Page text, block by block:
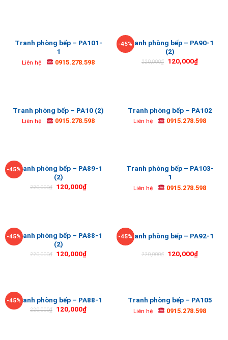
Tranh phòng bếp – PA101-
1
Liên hệ 0915.278.598
-45%Tranh phòng bếp – PA90-1
(2)
220,000₫ 120,000₫
Tranh phòng bếp – PA10 (2)
Liên hệ 0915.278.598
Tranh phòng bếp – PA102
Liên hệ 0915.278.598
-45%Tranh phòng bếp – PA89-1
(2)
220,000₫ 120,000₫
Tranh phòng bếp – PA103-
1
Liên hệ 0915.278.598
-45%Tranh phòng bếp – PA88-1
(2)
220,000₫ 120,000₫
-45%Tranh phòng bếp – PA92-1
220,000₫ 120,000₫
-45%Tranh phòng bếp – PA88-1
220,000₫ 120,000₫
Tranh phòng bếp – PA105
Liên hệ 0915.278.598